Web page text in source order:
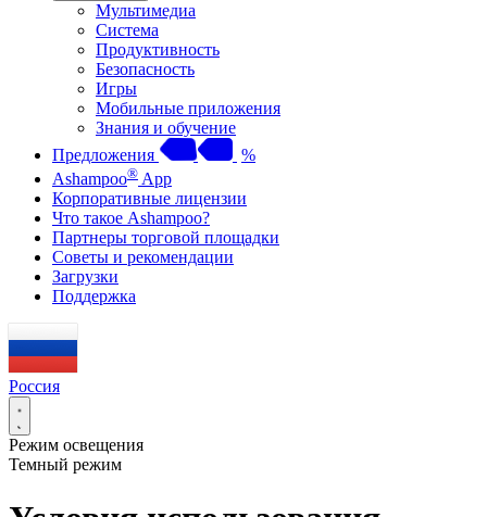
Мультимедиа
Система
Продуктивность
Безопасность
Игры
Мобильные приложения
Знания и обучение
Предложения
%
Ashampoo® App
Корпоративные лицензии
Что такое Ashampoo?
Партнеры торговой площадки
Советы и рекомендации
Загрузки
Поддержка
Россия
Режим освещения
Темный режим